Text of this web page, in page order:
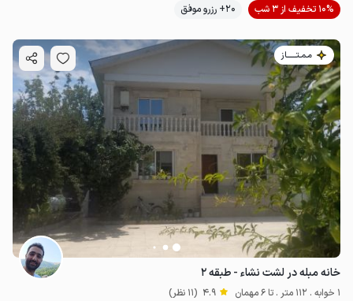
10% تخفیف از 3 شب 20+ رزرو موفق
مـمـتــــــاز
خانه مبله در لشت نشاء - طبقه ۲
1 خوابه . 112 متر . تا 6 مهمان 4.9 (11 نظر)